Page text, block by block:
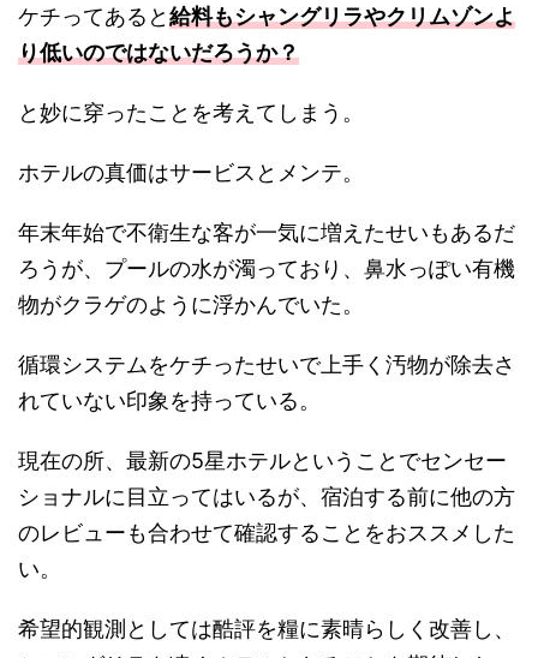
ケチってあると給料もシャングリラやクリムゾンよ
り低いのではないだろうか？
と妙に穿ったことを考えてしまう。
ホテルの真価はサービスとメンテ。
年末年始で不衛生な客が一気に増えたせいもあるだ
ろうが、プールの水が濁っており、鼻水っぽい有機
物がクラゲのように浮かんでいた。
循環システムをケチったせいで上手く汚物が除去さ
れていない印象を持っている。
現在の所、最新の5星ホテルということでセンセー
ショナルに目立ってはいるが、宿泊する前に他の方
のレビューも合わせて確認することをおススメした
い。
希望的観測としては酷評を糧に素晴らしく改善し、